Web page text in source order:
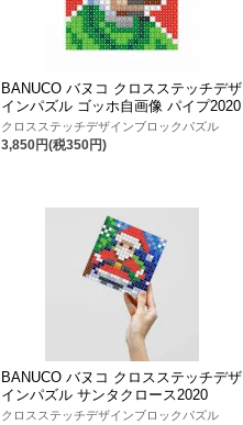
BANUCO バヌコ クロスステッチデザ
インパズル ゴッホ自画像 パイプ2020
クロスステッチデザインブロックパズル
3,850円(税350円)
BANUCO バヌコ クロスステッチデザ
インパズル サンタクロース2020
クロスステッチデザインブロックパズル